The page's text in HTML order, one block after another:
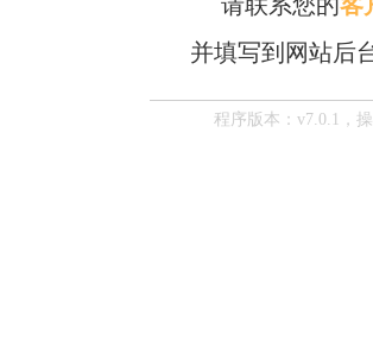
并填写到网站后
程序版本：v7.0.1，